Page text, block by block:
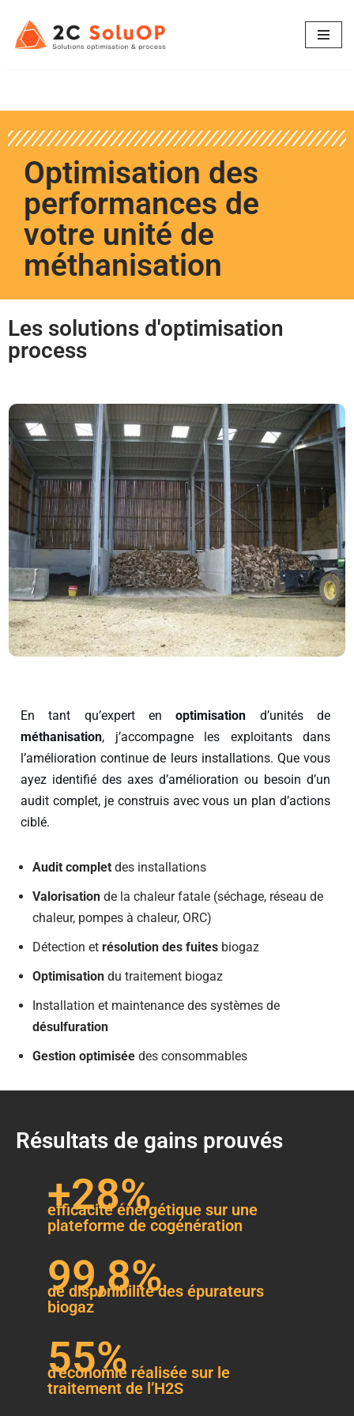
Aller
Optimisation des
performances de
votre unité de
méthanisation
Les solutions d'optimisation
process
En tant qu’expert enoptimisation d’unités de
méthanisation, j’accompagne les exploitants dans
l’amélioration continue de leurs installations. Que vous
ayez identifié des axes d’amélioration ou besoin d’un
audit complet, je construis avec vous un plan d’actions
ciblé.
Audit complet des installations
Valorisation de la chaleur fatale (séchage, réseau de
chaleur, pompes à chaleur, ORC)
Détection et résolution des fuites biogaz
Optimisation du traitement biogaz
Installation et maintenance des systèmes de
désulfuration
Gestion optimisée des consommables
Résultats de gains prouvés
+28%
efficacité énergétique sur une
plateforme de cogénération
99,8%
de disponibilité des épurateurs
biogaz
55%
d’économie réalisée sur le
traitement de l’H2S